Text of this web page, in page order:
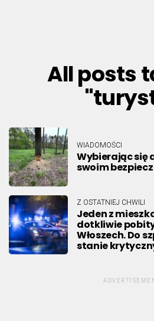
All posts
WIADOMOŚCI
Wybierając się
swoim
Z OSTATNIEJ CHWILI
Jeden z
dotkliwie
Włoszech. Do
stanie